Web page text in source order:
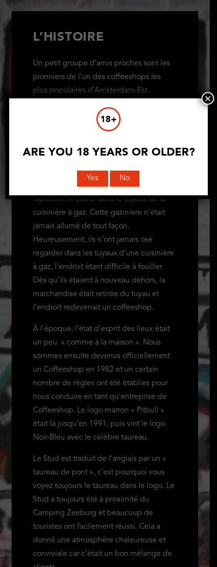
L’HISTOIRE
Un petit groupe d’amis proches sont les
pionniers de l’un des coffeeshops les
plus populaires d’Amsterdam-Est.
devant indiquait clairement qu’il
s’agissait d’un » Club de propriétaire de
« Messieurs les agents » arrivaient à
l’improviste, le stock était toujours
rapidement caché dans le tuyaux de la
cuisinière à gaz. Cette gaziniere n’était
jamais allumé de tout façon.
Heureusement, ils n’ont jamais osé
regarder dans les tuyaux d’une cuisinière
à gaz, l’endroit étant difficile à fouiller.
Dès qu’ils étaient à nouveau dehors, la
marchandise était retirée du tuyau et
l’endroit redevenait un coffeeshop.
À l’époque, l’état d’esprit des lieux était
un peu » comme à la maison ». Nous
sommes ensuite devenus officiellement
un Coffeeshop en 1982 et un certain
nombre de règles ont été établies pour
nous conduire en tant qu’entreprise de
Coffeeshop. Le logo marron « Pitbull »
était là jusqu’en 1991, puis vint le logo
Noir-Bleu avec le célèbre taureau.
Le Stud est traduit de l’anglais par un «
taureau de pont », c’est pourquoi vous
voyez toujours le taureau dans le logo. Le
Stud a toujours été à proximité du
Camping Zeeburg et beaucoup de
touristes ont facilement réussi. Cela a
donné une atmosphère chaleureuse et
conviviale car c’était un bon mélange de
18+
ARE YOU 18 YEARS OR OLDER?
Yes No
×